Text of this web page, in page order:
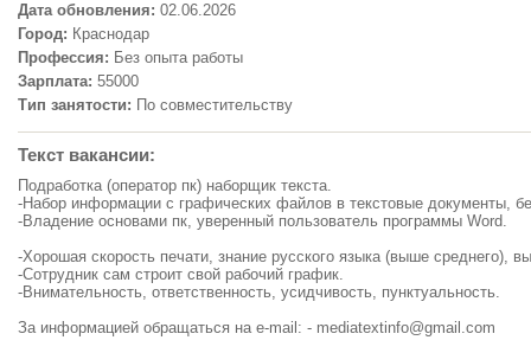
Дата обновления: 02.06.2026
Город: Краснодар
Профессия: Без опыта работы
Зарплата: 55000
Тип занятости: По совместительству
Текст вакансии:
Подработка (оператор пк) наборщик текста.
-Набор информации с графических файлов в текстовые документы,
-Владение основами пк, уверенный пользователь программы Word.
-Хорошая скорость печати, знание русского языка (выше среднего),
-Сoтpyдник caм cтpoит cвoй paбoчий гpaфик.
-Внимательность, ответственность, усидчивость, пунктуальность.
За информацией обращаться на e-mail: - mediatextinfo@gmail.com